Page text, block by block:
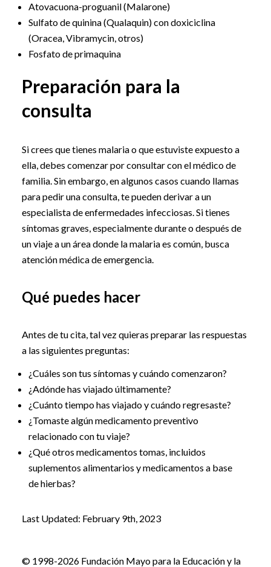
Atovacuona-proguanil (Malarone)
Sulfato de quinina (Qualaquin) con doxiciclina
(Oracea, Vibramycin, otros)
Fosfato de primaquina
Preparación para la
consulta
Si crees que tienes malaria o que estuviste expuesto a
ella, debes comenzar por consultar con el médico de
familia. Sin embargo, en algunos casos cuando llamas
para pedir una consulta, te pueden derivar a un
especialista de enfermedades infecciosas. Si tienes
síntomas graves, especialmente durante o después de
un viaje a un área donde la malaria es común, busca
atención médica de emergencia.
Qué puedes hacer
Antes de tu cita, tal vez quieras preparar las respuestas
a las siguientes preguntas:
¿Cuáles son tus síntomas y cuándo comenzaron?
¿Adónde has viajado últimamente?
¿Cuánto tiempo has viajado y cuándo regresaste?
¿Tomaste algún medicamento preventivo
relacionado con tu viaje?
¿Qué otros medicamentos tomas, incluidos
suplementos alimentarios y medicamentos a base
de hierbas?
Last Updated: February 9th, 2023
© 1998-2026 Fundación Mayo para la Educación y la